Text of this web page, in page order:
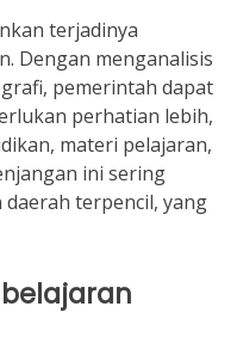
terjadinya
Dengan menganalisis
pemerintah dapat
perhatian lebih,
materi pelajaran,
ini sering
terpencil, yang